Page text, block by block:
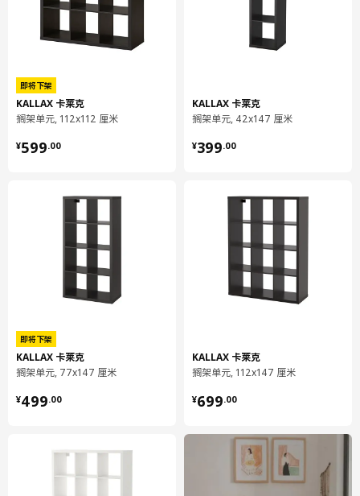
宽度
111.5 厘米
净重
容量
65.1 公升
即将下架
KALLAX 卡莱克
搁架单元, 112x112 厘米
¥599.00
¥ 599.00
即将下架
KALLAX 卡莱克
搁架单元, 77x147 厘米
¥499.00
¥ 499.00
KALLAX 卡莱克
搁架单元, 42x147 厘米
¥399.00
¥ 399.00
KALLAX 卡莱克
搁架单元, 112x147 厘米
¥699.00
¥ 699.00